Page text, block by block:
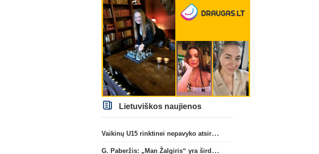
Lietuviškos naujienos
Vaikinų U15 rinktinei nepavyko atsirevanšuoti estams
G. Paberžis: „Man Žalgiris“ yra širdyje“